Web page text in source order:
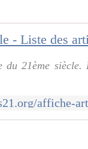
- Liste des
21ème siècle.
affiche-